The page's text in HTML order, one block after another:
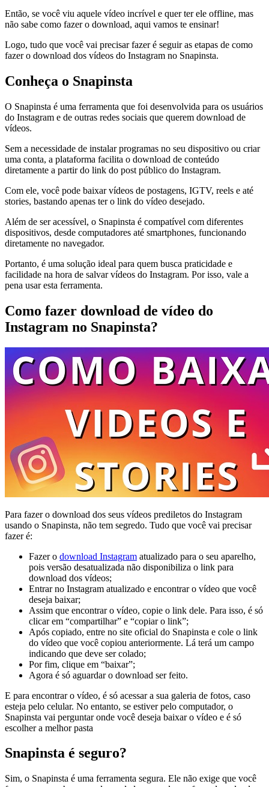
Então, se você viu aquele vídeo incrível e quer ter ele offline, mas
não sabe como fazer o download, aqui vamos te ensinar!
Logo, tudo que você vai precisar fazer é seguir as etapas de como
fazer o download dos vídeos do Instagram no Snapinsta.
Conheça o Snapinsta
O Snapinsta é uma ferramenta que foi desenvolvida para os usuários
do Instagram e de outras redes sociais que querem download de
vídeos.
Sem a necessidade de instalar programas no seu dispositivo ou criar
uma conta, a plataforma facilita o download de conteúdo
diretamente a partir do link do post público do Instagram.
Com ele, você pode baixar vídeos de postagens, IGTV, reels e até
stories, bastando apenas ter o link do vídeo desejado.
Além de ser acessível, o Snapinsta é compatível com diferentes
dispositivos, desde computadores até smartphones, funcionando
diretamente no navegador.
Portanto, é uma solução ideal para quem busca praticidade e
facilidade na hora de salvar vídeos do Instagram. Por isso, vale a
pena usar esta ferramenta.
Como fazer download de vídeo do
Instagram no Snapinsta?
Para fazer o download dos seus vídeos prediletos do Instagram
usando o Snapinsta, não tem segredo. Tudo que você vai precisar
fazer é:
Fazer o download Instagram atualizado para o seu aparelho,
pois versão desatualizada não disponibiliza o link para
download dos vídeos;
Entrar no Instagram atualizado e encontrar o vídeo que você
deseja baixar;
Assim que encontrar o vídeo, copie o link dele. Para isso, é só
clicar em “compartilhar” e “copiar o link”;
Após copiado, entre no site oficial do Snapinsta e cole o link
do vídeo que você copiou anteriormente. Lá terá um campo
indicando que deve ser colado;
Por fim, clique em “baixar”;
Agora é só aguardar o download ser feito.
E para encontrar o vídeo, é só acessar a sua galeria de fotos, caso
esteja pelo celular. No entanto, se estiver pelo computador, o
Snapinsta vai perguntar onde você deseja baixar o vídeo e é só
escolher a melhor pasta
Snapinsta é seguro?
Sim, o Snapinsta é uma ferramenta segura. Ele não exige que você